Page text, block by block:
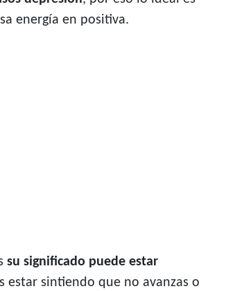
energía en positiva.
su significado puede estar
estar sintiendo que no avanzas o